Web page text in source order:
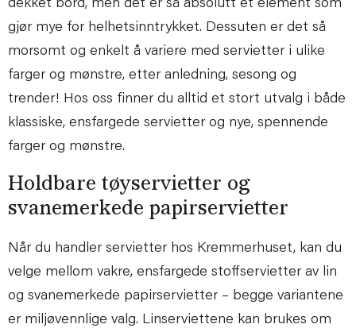
dekket bord, men det er så absolutt et element som
gjør mye for helhetsinntrykket. Dessuten er det så
morsomt og enkelt å variere med servietter i ulike
farger og mønstre, etter anledning, sesong og
trender! Hos oss finner du alltid et stort utvalg i både
klassiske, ensfargede servietter og nye, spennende
farger og mønstre.
Holdbare tøyservietter og
svanemerkede papirservietter
Når du handler servietter hos Kremmerhuset, kan du
velge mellom vakre, ensfargede stoffservietter av lin
og svanemerkede papirservietter – begge variantene
er miljøvennlige valg. Linserviettene kan brukes om